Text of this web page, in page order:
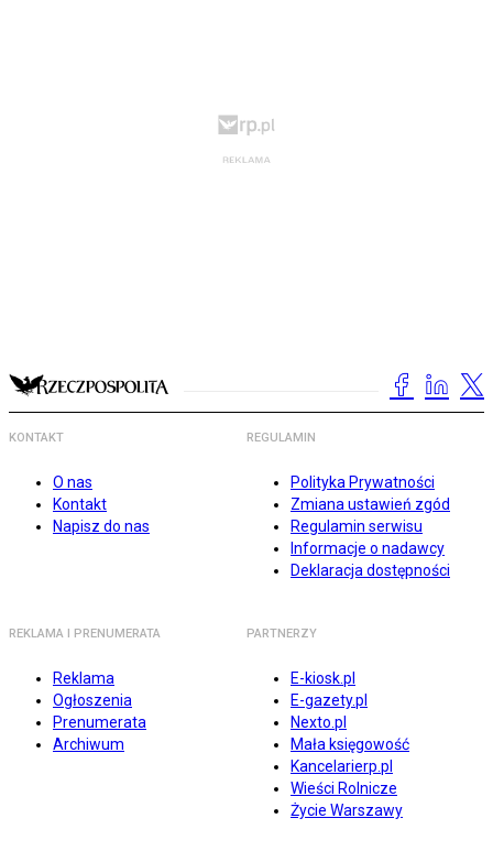
KONTAKT
O nas
Kontakt
Napisz do nas
REGULAMIN
Polityka Prywatności
Zmiana ustawień zgód
Regulamin serwisu
Informacje o nadawcy
Deklaracja dostępności
REKLAMA I PRENUMERATA
Reklama
Ogłoszenia
Prenumerata
Archiwum
PARTNERZY
E-kiosk.pl
E-gazety.pl
Nexto.pl
Mała księgowość
Kancelarierp.pl
Wieści Rolnicze
Życie Warszawy